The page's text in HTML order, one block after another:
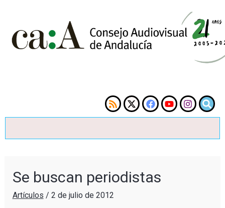
Se buscan periodistas
Artículos / 2 de julio de 2012